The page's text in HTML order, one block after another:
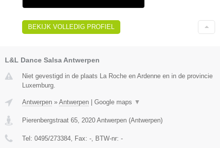
BEKIJK VOLLEDIG PROFIEL
L&L Dance Salsa Antwerpen
Niet gevestigd in de plaats La Roche en Ardenne en in de provincie
Luxemburg.
Antwerpen » Antwerpen | Google maps ▼
Pierenbergstraat 65 2020 Antwerpen (Antwerpen)
Tel: 0495/273384 , Fax: - , BTW-nr: -